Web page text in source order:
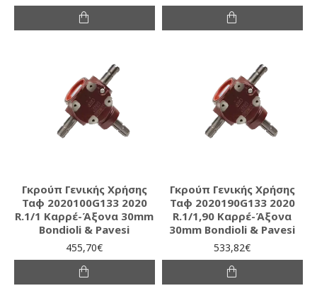
Γκρούπ Γενικής Χρήσης
Ταφ 2020100G133 2020
R.1/1 Καρρέ-Άξονα 30mm
Bondioli & Pavesi
455,70€
Γκρούπ Γενικής Χρήσης
Ταφ 2020190G133 2020
R.1/1,90 Καρρέ-Άξονα
30mm Bondioli & Pavesi
533,82€